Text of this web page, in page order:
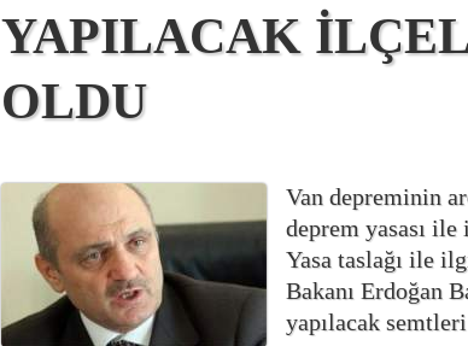
YAPILACAK
OLDU
Van depreminin
deprem yasası ile
Yasa taslağı ile
Bakanı Erdoğan
yapılacak semtleri